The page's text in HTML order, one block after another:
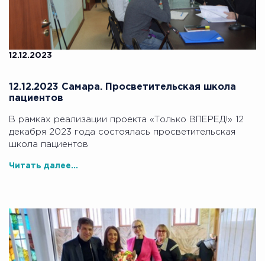
12.12.2023
12.12.2023 Самара. Просветительская школа
пациентов
В рамках реализации проекта «Только ВПЕРЕД!» 12
декабря 2023 года состоялась просветительская
школа пациентов
Читать далее...